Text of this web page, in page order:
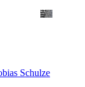
Schulze